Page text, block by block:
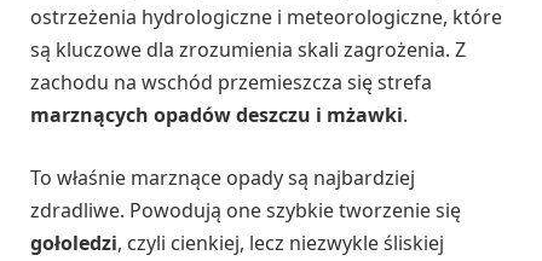
ostrzeżenia hydrologiczne i meteorologiczne, które
są kluczowe dla zrozumienia skali zagrożenia. Z
zachodu na wschód przemieszcza się strefa
marznących opadów deszczu i mżawki.
To właśnie marznące opady są najbardziej
zdradliwe. Powodują one szybkie tworzenie się
gołoledzi, czyli cienkiej, lecz niezwykle śliskiej